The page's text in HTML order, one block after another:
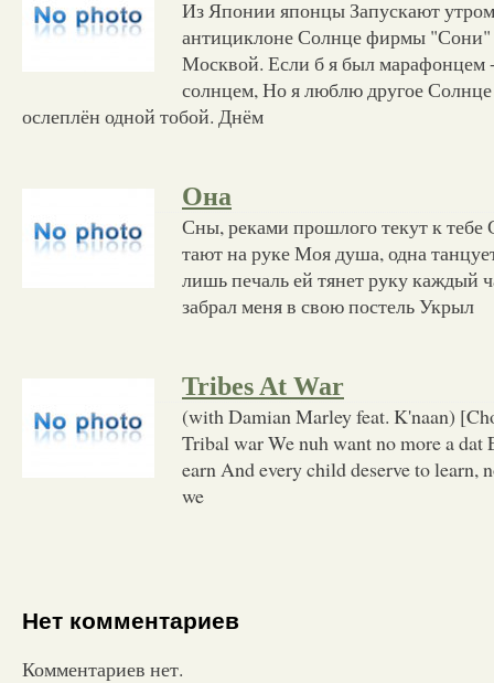
Из Японии японцы Запускают
антициклоне Солнце фирмы "Сони"
Москвой. Если б я был марафонцем
солнцем, Но я люблю другое Солнце
ослеплён одной тобой. Днём
Она
Сны, реками прошлого текут к
тают на руке Моя душа, одна
лишь печаль ей тянет руку каждый
забрал меня в свою постель Укрыл
Tribes At War
(with Damian Marley feat. K'naan)
Tribal war We nuh want no more a dat
earn And every child deserve to learn,
we
Нет комментариев
Комментариев нет.